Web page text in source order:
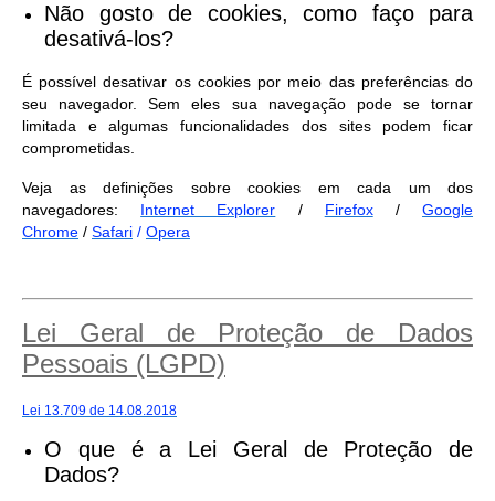
Não gosto de cookies, como faço para
desativá-los?
É possível desativar os cookies por meio das preferências do
seu navegador. Sem eles sua navegação pode se tornar
limitada e algumas funcionalidades dos sites podem ficar
comprometidas.
Veja as definições sobre cookies em cada um dos
navegadores: Internet Explorer / Firefox/Google
Chrome / Safari / Opera
Lei Geral de Proteção de Dados
Pessoais (LGPD)
Lei 13.709 de 14.08.2018
O que é a Lei Geral de Proteção de
Dados?